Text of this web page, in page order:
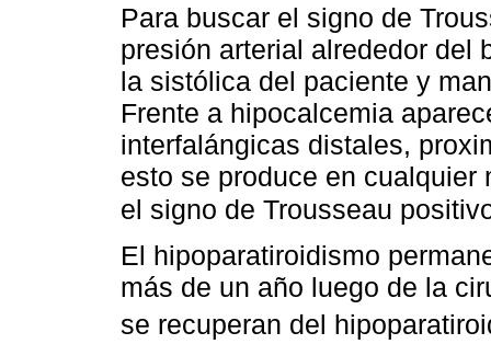
Para buscar el signo de
presión arterial alrededor del
la sistólica del paciente y
Frente a hipocalcemia
interfalángicas distales,
esto se produce en
el signo de Trousseau
El hipoparatiroidismo
más de un año luego de la
se recuperan del